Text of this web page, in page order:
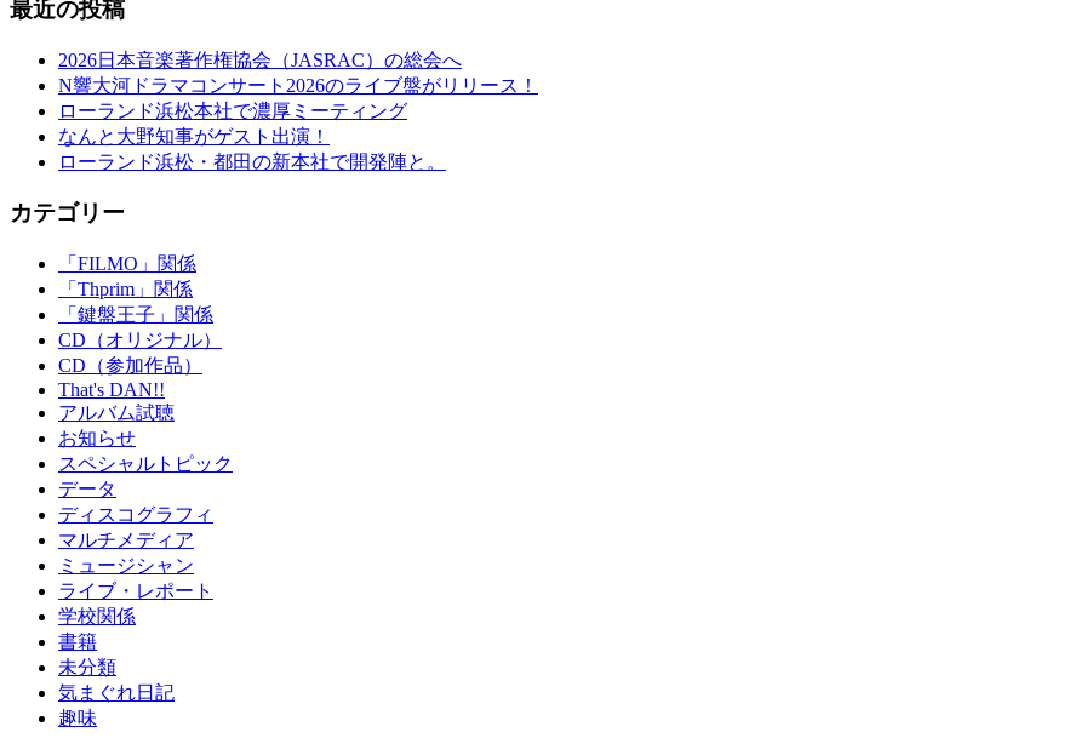
最近の投稿
2026日本音楽著作権協会（JASRAC）の総会へ
N響大河ドラマコンサート2026のライブ盤がリリース！
ローランド浜松本社で濃厚ミーティング
なんと大野知事がゲスト出演！
ローランド浜松・都田の新本社で開発陣と。
カテゴリー
「FILMO」関係
「Thprim」関係
「鍵盤王子」関係
CD（オリジナル）
CD（参加作品）
That's DAN!!
アルバム試聴
お知らせ
スペシャルトピック
データ
ディスコグラフィ
マルチメディア
ミュージシャン
ライブ・レポート
学校関係
書籍
未分類
気まぐれ日記
趣味